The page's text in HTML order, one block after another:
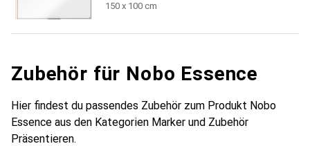
150 x 100 cm
Zubehör für Nobo Essence
Hier findest du passendes Zubehör zum Produkt Nobo
Essence aus den Kategorien Marker und Zubehör
Präsentieren.